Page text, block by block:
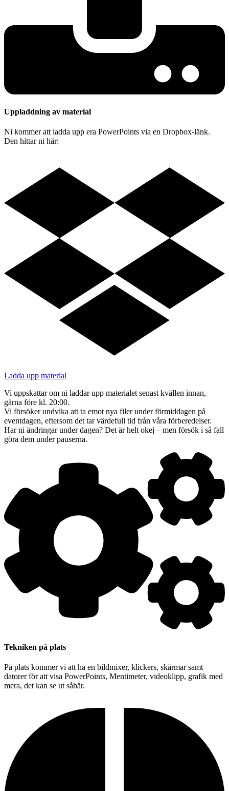
Uppladdning av material
Ni kommer att ladda upp era PowerPoints via en Dropbox-länk.
Den hittar ni här:
Ladda upp material
Vi uppskattar om ni laddar upp materialet senast kvällen innan,
gärna före kl. 20:00.
Vi försöker undvika att ta emot nya filer under förmiddagen på
eventdagen, eftersom det tar värdefull tid från våra förberedelser.
Har ni ändringar under dagen? Det är helt okej – men försök i så fall
göra dem under pauserna.
Tekniken på plats
På plats kommer vi att ha en bildmixer, klickers, skärmar samt
datorer för att visa PowerPoints, Mentimeter, videoklipp, grafik med
mera, det kan se ut såhär.